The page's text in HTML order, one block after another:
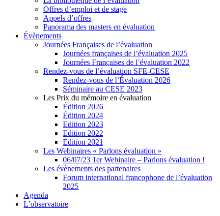
Offres d’emploi et de stage
Appels d’offres
Panorama des masters en évaluation
Évènements
Journées Françaises de l’évaluation
Journées françaises de l’évaluation 2025
Journées Françaises de l’évaluation 2022
Rendez-vous de l’évaluation SFE-CESE
Rendez-vous de l’Évaluation 2026
Séminaire au CESE 2023
Les Prix du mémoire en évaluation
Édition 2026
Édition 2024
Edition 2023
Edition 2022
Edition 2021
Les Webinaires « Parlons évaluation »
06/07/23 1er Webinaire – Parlons évaluation !
Les évènements des partenaires
Forum international francophone de l’évaluation
2025
Agenda
L’observatoire